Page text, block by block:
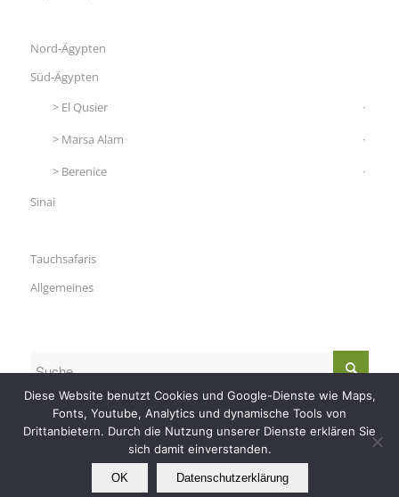
Nord-Ägypten
Süd-Ägypten
El Qusier
Marsa Alam
Berenice
Sinai
Tauchsafaris
Allgemeines
© Copyright - Nautilus Tauchreisen -RSS
Diese Website benutzt Cookies und Google-Dienste wie Maps,
Fonts, Youtube, Analytics und dynamische Tools von
Drittanbietern. Durch die Nutzung unserer Dienste erklären Sie
sich damit einverstanden.
OK Datenschutzerklärung